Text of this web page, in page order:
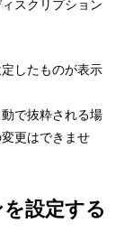
スクリプション
したものが表示
で抜粋される場
更はできませ
設定する